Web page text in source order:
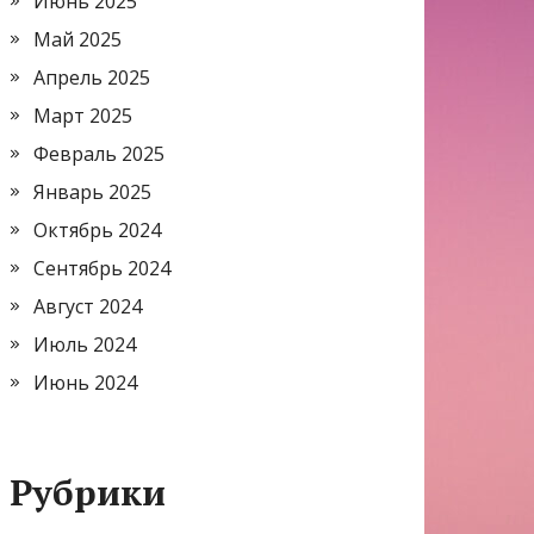
Май 2025
Апрель 2025
Март 2025
Февраль 2025
Январь 2025
Октябрь 2024
Сентябрь 2024
Август 2024
Июль 2024
Июнь 2024
Рубрики